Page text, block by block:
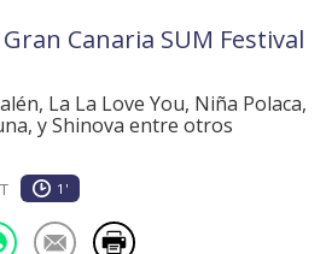
Canaria SUM Festival
La La Love You, Niña Polaca,
y Shinova entre otros
1'